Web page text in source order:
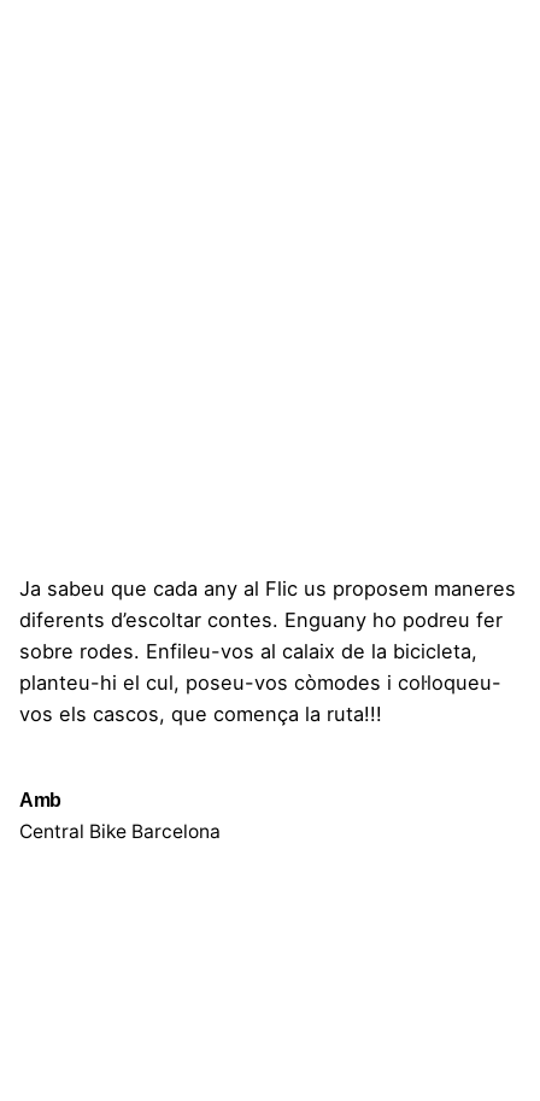
Ja sabeu que cada any al Flic us proposem maneres
diferents d’escoltar contes. Enguany ho podreu fer
sobre rodes. Enfileu-vos al calaix de la bicicleta,
planteu-hi el cul, poseu-vos còmodes i col·loqueu-
vos els cascos, que comença la ruta!!!
Amb
Central Bike Barcelona